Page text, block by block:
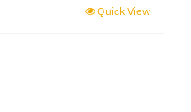
Quick View